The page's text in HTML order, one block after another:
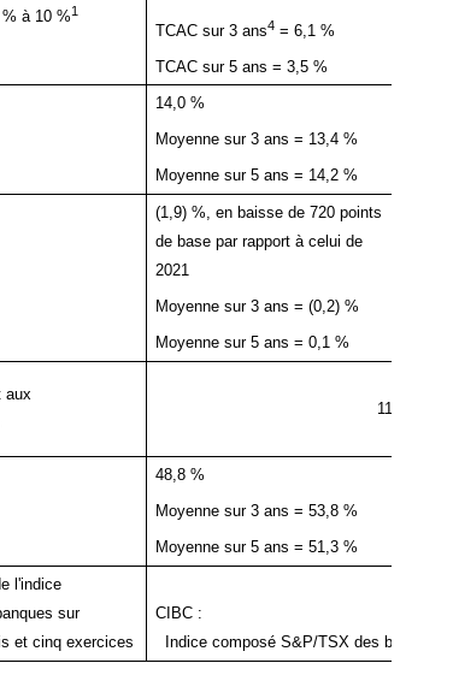
à 10 %1
TCAC sur 3 ans4= 6,1 %
TCAC sur 5 ans = 3,5 %
14,0 %
Moyenne sur 3 ans = 13,4 %
Moyenne sur 5 ans = 14,2 %
(1,9) %, en baisse de 720 points
de base par rapport à celui de
2021
Moyenne sur 3 ans = (0,2) %
Moyenne sur 5 ans = 0,1 %
aux
11,7 %
48,8 %
Moyenne sur 3 ans = 53,8 %
Moyenne sur 5 ans = 51,3 %
l'indice
sur
et cinq exercices
CIBC : 28,5
Indice composé S&P/TSX des